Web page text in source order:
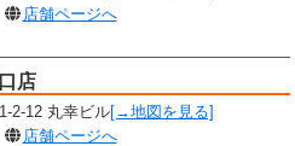
店舗ページへ
店
2-12 丸幸ビル[→地図を見る]
店舗ページへ